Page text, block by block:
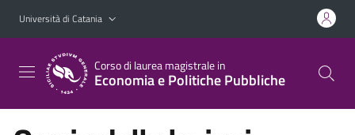
Vai al contenuto principale
Vai al menu di navigazione
Università di Catania
Corso di laurea magistrale in
Economia e Politiche Pubbliche